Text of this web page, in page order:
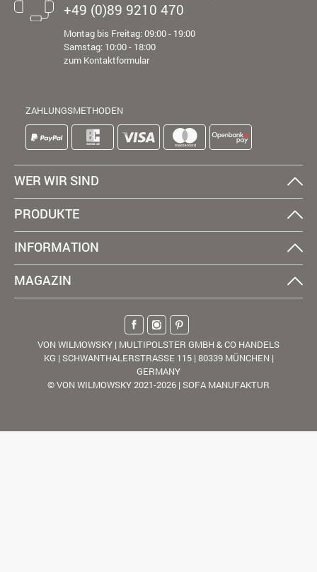
+49 (0)89 9210 470
Montag bis Freitag: 09:00 - 19:00
Samstag: 10:00 - 18:00
zum Kontaktformular
ZAHLUNGSMETHODEN
WER WIR SIND
PRODUKTE
INFORMATION
MAGAZIN
VON WILMOWSKY | MULTIPOLSTER GMBH & CO HANDELS
KG | SCHWANTHALERSTRASSE 115 | 80339 MÜNCHEN |
GERMANY
© VON WILMOWSKY 2021-2026 | SOFA MANUFAKTUR